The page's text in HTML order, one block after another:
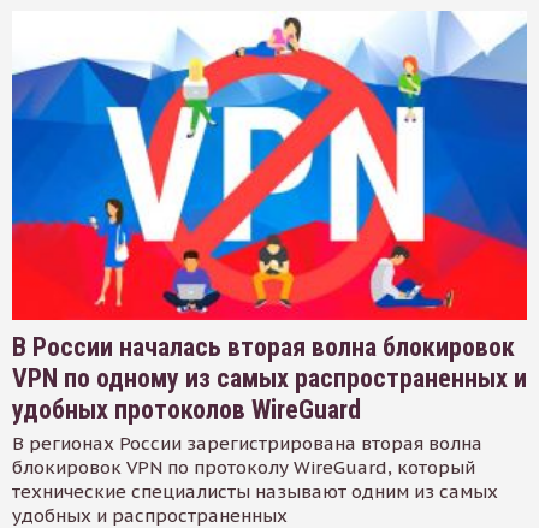
В России началась вторая волна блокировок
VPN по одному из самых распространенных и
удобных протоколов WireGuard
В регионах России зарегистрирована вторая волна
блокировок VPN по протоколу WireGuard, который
технические специалисты называют одним из самых
удобных и распространенных